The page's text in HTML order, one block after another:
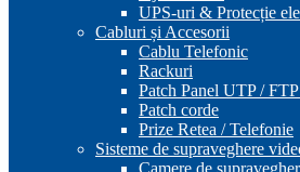
UPS-uri & Protecție
Cabluri și Accesorii
Cablu Telefonic
Rackuri
Patch Panel UTP /
Patch corde
Prize Retea / Telefonie
Sisteme de supraveghere
Camere de